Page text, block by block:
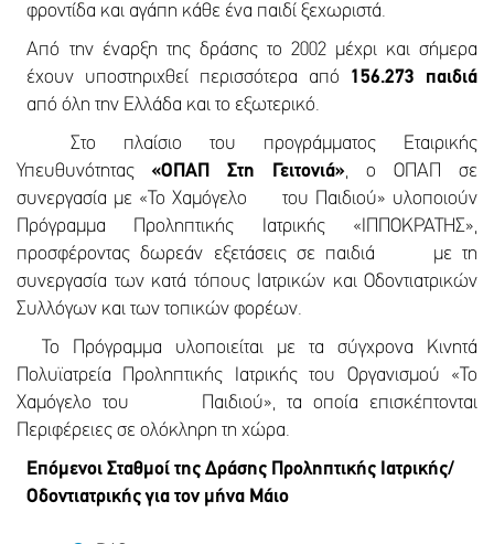
φροντίδα και αγάπη κάθε ένα παιδί ξεχωριστά.
Από την έναρξη της δράσης το 2002 μέχρι και σήμερα
έχουν υποστηριχθεί περισσότερα από 156.273 παιδιά
από όλη την Ελλάδα και το εξωτερικό.
Στο πλαίσιο του προγράμματος Εταιρικής
Υπευθυνότητας «ΟΠΑΠ Στη Γειτονιά», ο ΟΠΑΠ σε
συνεργασία με «Το Χαμόγελο του Παιδιού» υλοποιούν
Πρόγραμμα Προληπτικής Ιατρικής «ΙΠΠΟΚΡΑΤΗΣ»,
προσφέροντας δωρεάν εξετάσεις σε παιδιά με τη
συνεργασία των κατά τόπους Ιατρικών και Οδοντιατρικών
Συλλόγων και των τοπικών φορέων.
Το Πρόγραμμα υλοποιείται με τα σύγχρονα Κινητά
Πολυϊατρεία Προληπτικής Ιατρικής του Οργανισμού «Το
Χαμόγελο του Παιδιού», τα οποία επισκέπτονται
Περιφέρειες σε ολόκληρη τη χώρα.
Επόμενοι Σταθμοί της Δράσης Προληπτικής Ιατρικής/
Οδοντιατρικής για τον μήνα Μάιο